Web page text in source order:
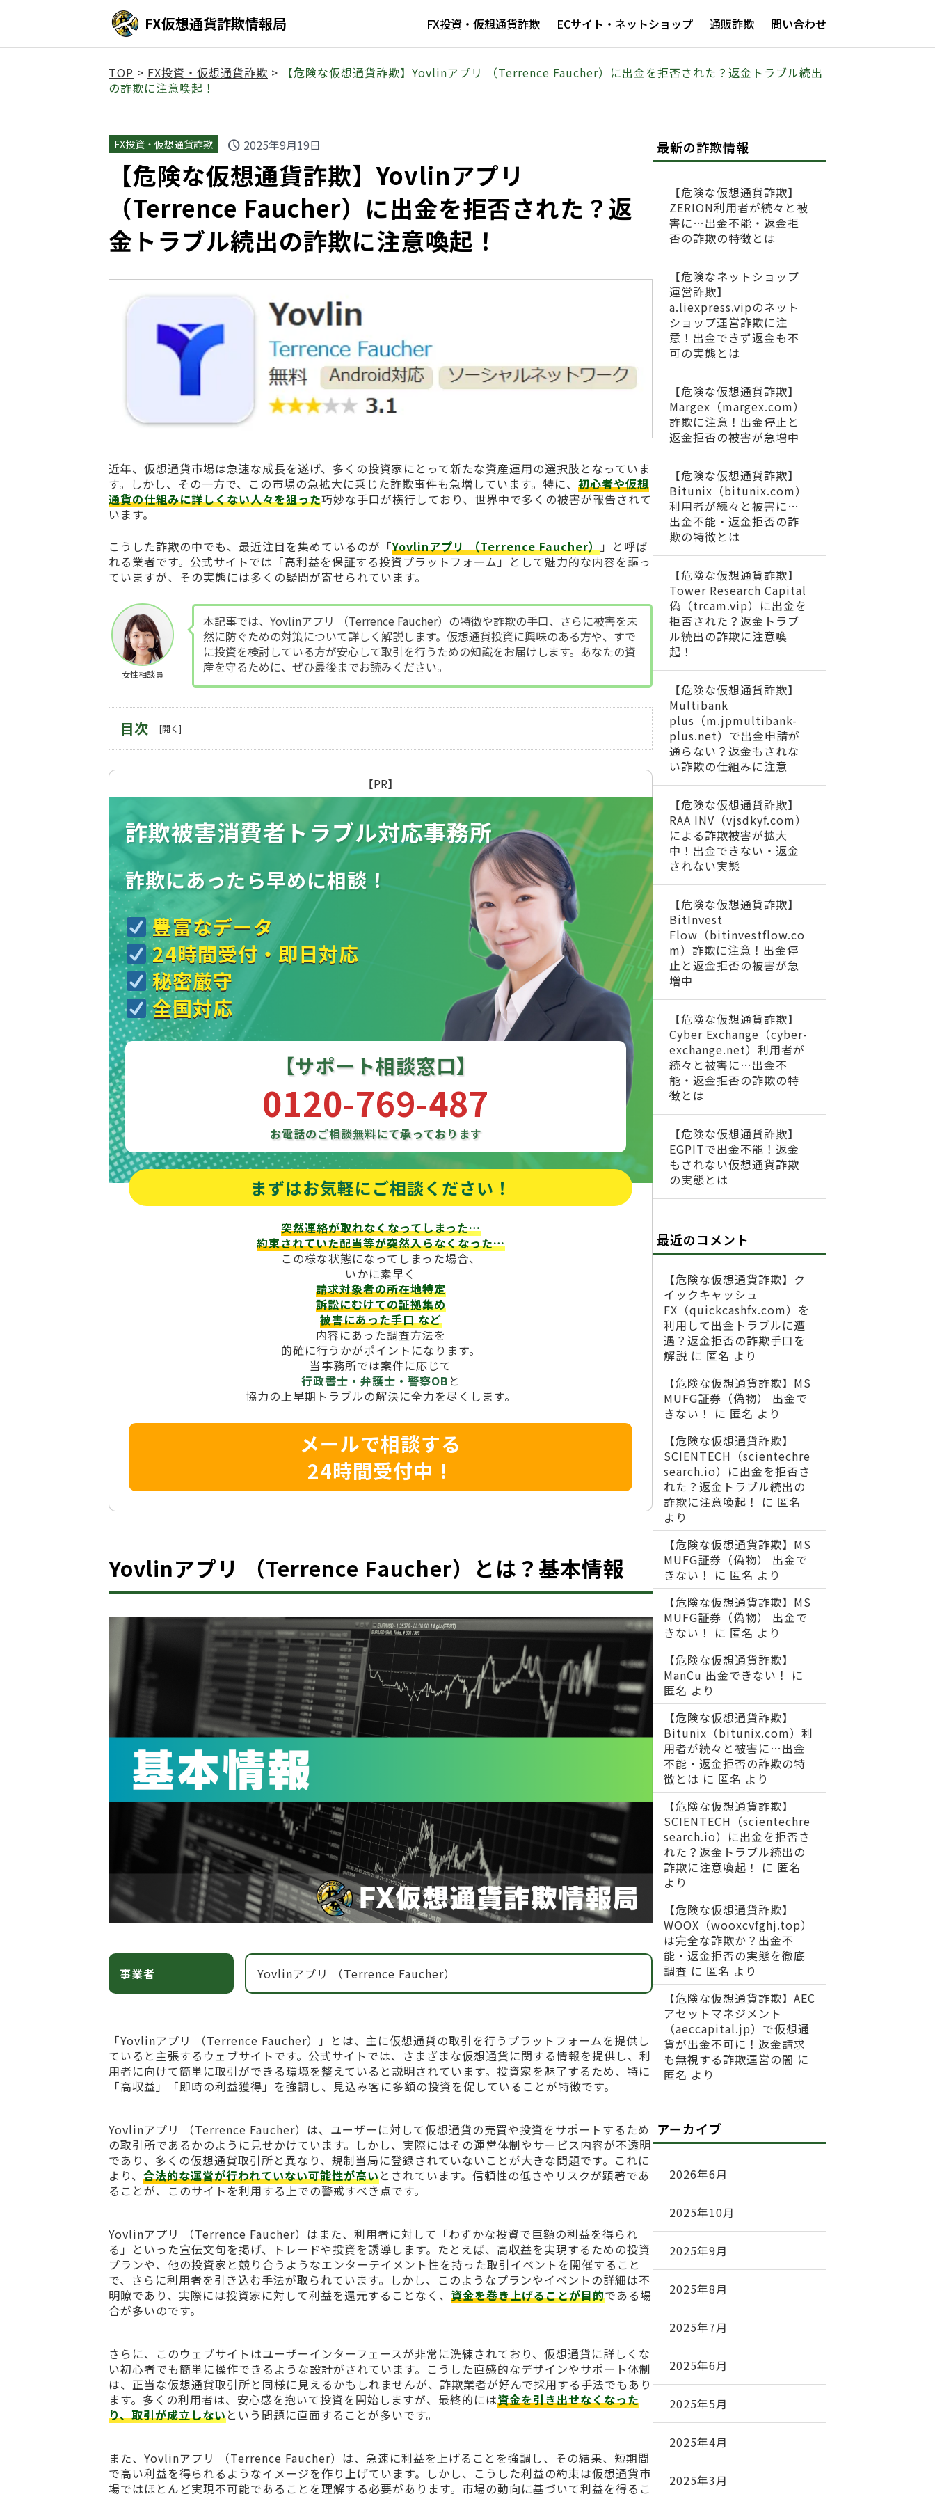
FX仮想通貨詐欺情報局 FX投資・仮想通貨詐欺 ECサイト・ネットショップ 通販詐欺 問い合わせ
TOP > FX投資・仮想通貨詐欺 >
【危険な仮想通貨詐欺】Yovlinアプリ （Terrence Faucher）に出金を拒否された？返金トラブル続出
の詐欺に注意喚起！
FX投資・仮想通貨詐欺 schedule 2025年9月19日
【危険な仮想通貨詐欺】Yovlinアプリ
（Terrence Faucher）に出金を拒否された？返
金トラブル続出の詐欺に注意喚起！
近年、仮想通貨市場は急速な成長を遂げ、多くの投資家にとって新たな資産運用の選択肢となっていま
す。しかし、その一方で、この市場の急拡大に乗じた詐欺事件も急増しています。特に、 初心者や仮想
通貨の仕組みに詳しくない人々を狙った巧妙な手口が横行しており、世界中で多くの被害が報告されて
います。
こうした詐欺の中でも、最近注目を集めているのが「Yovlinアプリ （Terrence Faucher）」と呼ば
れる業者です。公式サイトでは「高利益を保証する投資プラットフォーム」として魅力的な内容を謳っ
ていますが、その実態には多くの疑問が寄せられています。
女性相談員
本記事では、Yovlinアプリ （Terrence Faucher）の特徴や詐欺の手口、さらに被害を未
然に防ぐための対策について詳しく解説します。仮想通貨投資に興味のある方や、すで
に投資を検討している方が安心して取引を行うための知識をお届けします。あなたの資
産を守るために、ぜひ最後までお読みください。
目次
【PR】
詐欺被害消費者トラブル対応事務所
詐欺にあったら早めに相談！
豊富なデータ
24時間受付・即日対応
秘密厳守
全国対応
【サポート相談窓口】
0120-769-487
お電話のご相談無料にて承っております
まずはお気軽にご相談ください！
突然連絡が取れなくなってしまった…
約束されていた配当等が突然入らなくなった…
この様な状態になってしまった場合、
いかに素早く
請求対象者の所在地特定
訴訟にむけての証拠集め
被害にあった手口など
内容にあった調査方法を
的確に行うかがポイントになります。
当事務所では案件に応じて
行政書士・弁護士・警察OB と
協力の上早期トラブルの解決に全力を尽くします。
メールで相談する
24時間受付中！
Yovlinアプリ （Terrence Faucher）とは？基本情報
事業者 Yovlinアプリ （Terrence Faucher）
「Yovlinアプリ （Terrence Faucher）」とは、主に仮想通貨の取引を行うプラットフォームを提供し
ていると主張するウェブサイトです。公式サイトでは、さまざまな仮想通貨に関する情報を提供し、利
用者に向けて簡単に取引ができる環境を整えていると説明されています。投資家を魅了するため、特に
「高収益」「即時の利益獲得」を強調し、見込み客に多額の投資を促していることが特徴です。
Yovlinアプリ （Terrence Faucher）は、ユーザーに対して仮想通貨の売買や投資をサポートするため
の取引所であるかのように見せかけています。しかし、実際にはその運営体制やサービス内容が不透明
であり、多くの仮想通貨取引所と異なり、規制当局に登録されていないことが大きな問題です。これに
より、 合法的な運営が行われていない可能性が高いとされています。信頼性の低さやリスクが顕著であ
ることが、このサイトを利用する上での警戒すべき点です。
Yovlinアプリ （Terrence Faucher）はまた、利用者に対して「わずかな投資で巨額の利益を得られ
る」といった宣伝文句を掲げ、トレードや投資を誘導します。たとえば、高収益を実現するための投資
プランや、他の投資家と競り合うようなエンターテイメント性を持った取引イベントを開催すること
で、さらに利用者を引き込む手法が取られています。しかし、このようなプランやイベントの詳細は不
明瞭であり、実際には投資家に対して利益を還元することなく、 資金を巻き上げることが目的である場
合が多いのです。
さらに、このウェブサイトはユーザーインターフェースが非常に洗練されており、仮想通貨に詳しくな
い初心者でも簡単に操作できるような設計がされています。こうした直感的なデザインやサポート体制
は、正当な仮想通貨取引所と同様に見えるかもしれませんが、詐欺業者が好んで採用する手法でもあり
ます。多くの利用者は、安心感を抱いて投資を開始しますが、最終的には資金を引き出せなくなった
り、取引が成立しないという問題に直面することが多いです。
また、Yovlinアプリ （Terrence Faucher）は、急速に利益を上げることを強調し、その結果、短期間
で高い利益を得られるようなイメージを作り上げています。しかし、こうした利益の約束は仮想通貨市
場ではほとんど実現不可能であることを理解する必要があります。市場の動向に基づいて利益を得るこ
最新の詐欺情報
【危険な仮想通貨詐欺】
ZERION利用者が続々と被
害に…出金不能・返金拒
否の詐欺の特徴とは
【危険なネットショップ
運営詐欺】
a.liexpress.vipのネット
ショップ運営詐欺に注
意！出金できず返金も不
可の実態とは
【危険な仮想通貨詐欺】
Margex（margex.com）
詐欺に注意！出金停止と
返金拒否の被害が急増中
【危険な仮想通貨詐欺】
Bitunix（bitunix.com）
利用者が続々と被害に…
出金不能・返金拒否の詐
欺の特徴とは
【危険な仮想通貨詐欺】
Tower Research Capital
偽（trcam.vip）に出金を
拒否された？返金トラブ
ル続出の詐欺に注意喚
起！
【危険な仮想通貨詐欺】
Multibank
plus（m.jpmultibank-
plus.net）で出金申請が
通らない？返金もされな
い詐欺の仕組みに注意
【危険な仮想通貨詐欺】
RAA INV（vjsdkyf.com）
による詐欺被害が拡大
中！出金できない・返金
されない実態
【危険な仮想通貨詐欺】
BitInvest
Flow（bitinvestflow.co
m）詐欺に注意！出金停
止と返金拒否の被害が急
増中
【危険な仮想通貨詐欺】
Cyber Exchange（cyber-
exchange.net）利用者が
続々と被害に…出金不
能・返金拒否の詐欺の特
徴とは
【危険な仮想通貨詐欺】
EGPITで出金不能！返金
もされない仮想通貨詐欺
の実態とは
最近のコメント
【危険な仮想通貨詐欺】ク
イックキャッシュ
FX（quickcashfx.com）を
利用して出金トラブルに遭
遇？返金拒否の詐欺手口を
解説 に 匿名 より
【危険な仮想通貨詐欺】MS
MUFG証券（偽物） 出金で
きない！
に 匿名 より
【危険な仮想通貨詐欺】
SCIENTECH（scientechre
search.io）に出金を拒否さ
れた？返金トラブル続出の
詐欺に注意喚起！
に 匿名
より
【危険な仮想通貨詐欺】MS
MUFG証券（偽物） 出金で
きない！
に 匿名 より
【危険な仮想通貨詐欺】MS
MUFG証券（偽物） 出金で
きない！
に 匿名 より
【危険な仮想通貨詐欺】
ManCu 出金できない！
に
匿名 より
【危険な仮想通貨詐欺】
Bitunix（bitunix.com）利
用者が続々と被害に…出金
不能・返金拒否の詐欺の特
徴とは に 匿名 より
【危険な仮想通貨詐欺】
SCIENTECH（scientechre
search.io）に出金を拒否さ
れた？返金トラブル続出の
詐欺に注意喚起！
に 匿名
より
【危険な仮想通貨詐欺】
WOOX（wooxcvfghj.top）
は完全な詐欺か？出金不
能・返金拒否の実態を徹底
調査 に 匿名 より
【危険な仮想通貨詐欺】AEC
アセットマネジメント
（aeccapital.jp）で仮想通
貨が出金不可に！返金請求
も無視する詐欺運営の闇 に
匿名 より
アーカイブ
2026年6月
2025年10月
2025年9月
2025年8月
2025年7月
2025年6月
2025年5月
2025年4月
2025年3月